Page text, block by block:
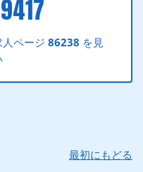
人ページ86238 を見
最初にもどる